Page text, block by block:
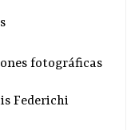
fotográficas
Federichi